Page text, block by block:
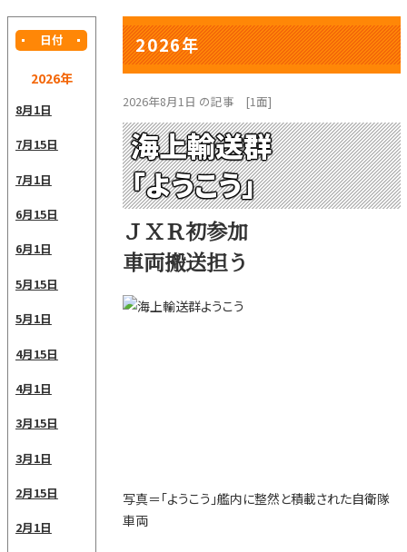
日付
2026年
8月1日
7月15日
7月1日
6月15日
6月1日
5月15日
5月1日
4月15日
4月1日
3月15日
3月1日
2月15日
2月1日
2026年
2026年8月1日 の記事 [1面]
海上輸送群
「ようこう」
ＪＸＲ初参加
車両搬送担う
写真＝「ようこう」艦内に整然と積載された自衛隊
車両